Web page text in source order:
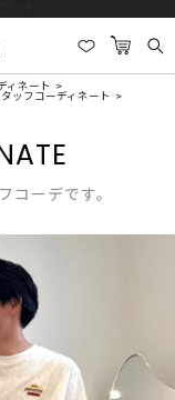
ィネート
ッフコーディネート
ーデです。